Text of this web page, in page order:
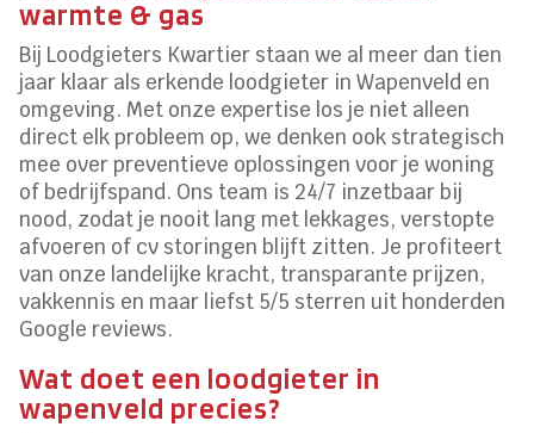
warmte & gas
Bij Loodgieters Kwartier staan we al meer dan tien
jaar klaar als erkende loodgieter in Wapenveld en
omgeving. Met onze expertise los je niet alleen
direct elk probleem op, we denken ook strategisch
mee over preventieve oplossingen voor je woning
of bedrijfspand. Ons team is 24/7 inzetbaar bij
nood, zodat je nooit lang met lekkages, verstopte
afvoeren of cv storingen blijft zitten. Je profiteert
van onze landelijke kracht, transparante prijzen,
vakkennis en maar liefst 5/5 sterren uit honderden
Google reviews.
Wat doet een loodgieter in
wapenveld precies?